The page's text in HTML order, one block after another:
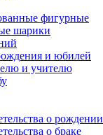
фигурные
шарики
и юбилей
и учителю
о рождении
о браке